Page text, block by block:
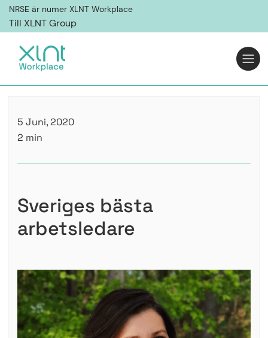
NRSE är numer XLNT Workplace
Till XLNT Group
5 Juni, 2020
2 min
Sveriges bästa
arbetsledare